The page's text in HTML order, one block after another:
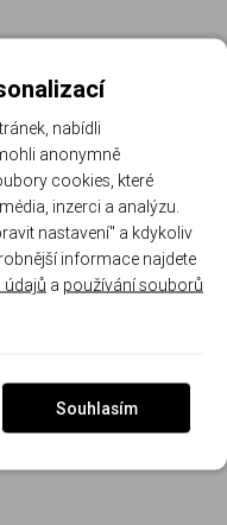
ceny a věrnostní
programy
online katalog a
nabídli
anonymně
cookies, které
inzerci a analýzu.
nastavení" a kdykoliv
informace najdete
a používání souborů
Souhlasím